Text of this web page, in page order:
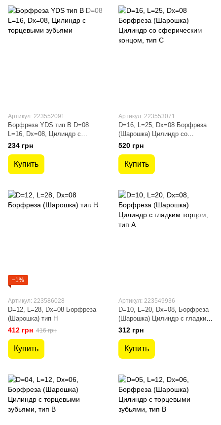
Артикул: 223552091
Борфреза YDS тип B D=08
L=16, Dх=08, Цилиндр с
торцевыми зубьями
234 грн
Купить
Артикул: 223553071
D=16, L=25, Dх=08 Борфреза
(Шарошка) Цилиндр со
сферическим концом, тип C
520 грн
Купить
−1%
Артикул: 223586028
D=12, L=28, Dх=08 Борфреза
(Шарошка) тип H
412 грн 416 грн
Купить
Артикул: 223549936
D=10, L=20, Dх=08, Борфреза
(Шарошка) Цилиндр с гладким
торцом, тип A
312 грн
Купить